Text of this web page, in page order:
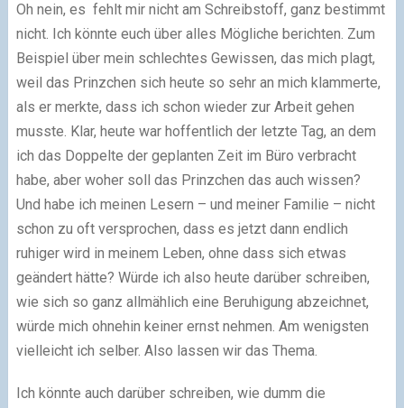
Oh nein, es fehlt mir nicht am Schreibstoff, ganz bestimmt
nicht. Ich könnte euch über alles Mögliche berichten. Zum
Beispiel über mein schlechtes Gewissen, das mich plagt,
weil das Prinzchen sich heute so sehr an mich klammerte,
als er merkte, dass ich schon wieder zur Arbeit gehen
musste. Klar, heute war hoffentlich der letzte Tag, an dem
ich das Doppelte der geplanten Zeit im Büro verbracht
habe, aber woher soll das Prinzchen das auch wissen?
Und habe ich meinen Lesern – und meiner Familie – nicht
schon zu oft versprochen, dass es jetzt dann endlich
ruhiger wird in meinem Leben, ohne dass sich etwas
geändert hätte? Würde ich also heute darüber schreiben,
wie sich so ganz allmählich eine Beruhigung abzeichnet,
würde mich ohnehin keiner ernst nehmen. Am wenigsten
vielleicht ich selber. Also lassen wir das Thema.
Ich könnte auch darüber schreiben, wie dumm die